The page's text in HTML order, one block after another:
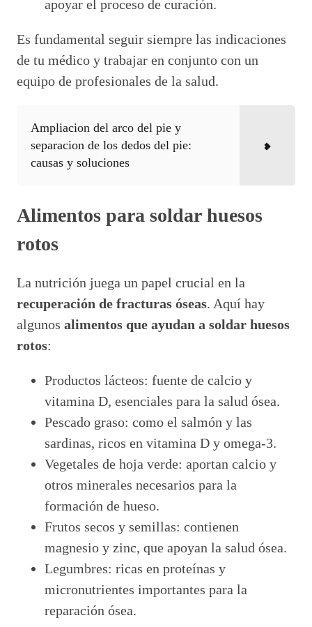
apoyar el proceso de curación.
Es fundamental seguir siempre las indicaciones
de tu médico y trabajar en conjunto con un
equipo de profesionales de la salud.
Ampliacion del arco del pie y
separacion de los dedos del pie:
causas y soluciones
Alimentos para soldar huesos
rotos
La nutrición juega un papel crucial en la
recuperación de fracturas óseas. Aquí hay
algunos alimentos que ayudan a soldar huesos
rotos:
Productos lácteos: fuente de calcio y
vitamina D, esenciales para la salud ósea.
Pescado graso: como el salmón y las
sardinas, ricos en vitamina D y omega-3.
Vegetales de hoja verde: aportan calcio y
otros minerales necesarios para la
formación de hueso.
Frutos secos y semillas: contienen
magnesio y zinc, que apoyan la salud ósea.
Legumbres: ricas en proteínas y
micronutrientes importantes para la
reparación ósea.